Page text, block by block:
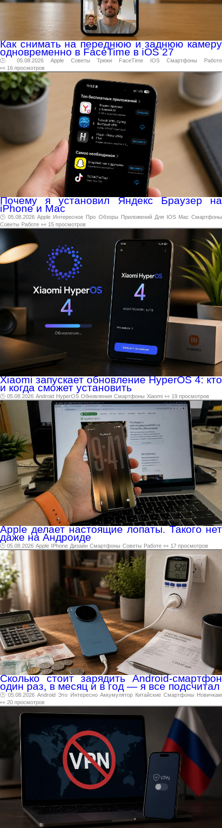
Как снимать на переднюю и заднюю камеру
одновременно в FaceTime в iOS 27
🕑 05.08.2026 Apple Советы Трюки FaceTime IOS Смартфоны
Работе
👀 16 просмотров
Почему я установил Яндекс Браузер на
iPhone и Mac
🕑 05.08.2026 Apple Интересное Про Обзоры Приложений Для IOS Mac Смартфоны
Советы Работе 👀 15 просмотров
Xiaomi запускает обновление HyperOS 4: кто
и когда сможет установить
🕑 05.08.2026 Android HyperOS Обновления Смартфоны Xiaomi 👀 19 просмотров
Apple делает настоящие лопаты. Такого нет
даже на Андроиде
🕑 05.08.2026 Apple IPhone Дизайн Смартфоны Советы Работе 👀 17 просмотров
Сколько стоит зарядить Android-смартфон
один раз, в месяц и в год — я все подсчитал
🕑 05.08.2026 Android Это Интересно Аккумулятор Китайские Смартфоны Новичкам
👀 20 просмотров